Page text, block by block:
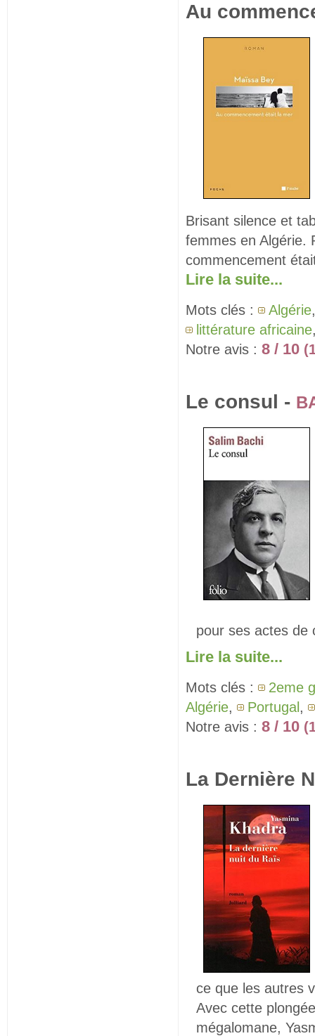
Au
Brisant silence et
femmes en Algérie.
commencement
Lire la suite...
Mots clés : Algérie
littérature africaine
Notre avis : 8 / 10
Le consul -
pour ses actes de
Lire la suite...
Mots clés :
2eme
Algérie, Portugal ,
Notre avis : 8 / 10
La Dernière
ce que les autres
Avec cette
mégalomane,